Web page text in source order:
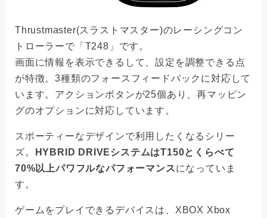
Thrustmaster(スラストマスター)のレーシングコン
トローラーで「T248」です。
画面に情報を表示できるして、設定を調整できる点
が特徴。3種類のフォースフィードバックに対応して
います。アクションボタンが25個あり、再マッピン
グのオプションに対応しています。
スポーティーなデザインで利用したくなるシリー
ズ。
HYBRID DRIVEシステムはT150とくらべて
70%以上パワフルなパフォーマンスになっていま
す。
ゲームをプレイできるデバイスは、XBOX Xbox